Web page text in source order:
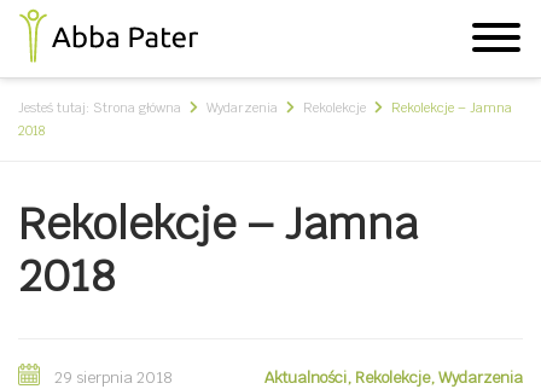
Jesteś tutaj: Strona główna Wydarzenia Rekolekcje
Rekolekcje – Jamna
2018
Rekolekcje – Jamna
2018
29 sierpnia 2018 Aktualności, Rekolekcje,Wydarzenia